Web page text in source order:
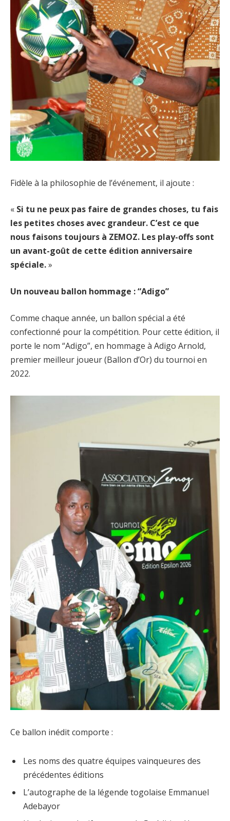
Fidèle à la philosophie de l’événement, il ajoute :
« Si tu ne peux pas faire de grandes choses, tu fais
les petites choses avec grandeur. C’est ce que
nous faisons toujours à ZEMOZ. Les play-offs sont
un avant-goût de cette édition anniversaire
spéciale.»
Un nouveau ballon hommage : “Adigo”
Comme chaque année, un ballon spécial a été
confectionné pour la compétition. Pour cette édition, il
porte le nom “Adigo”, en hommage à Adigo Arnold,
premier meilleur joueur (Ballon d’Or) du tournoi en
2022.
Ce ballon inédit comporte :
Les noms des quatre équipes vainqueures des
précédentes éditions
L’autographe de la légende togolaise Emmanuel
Adebayor